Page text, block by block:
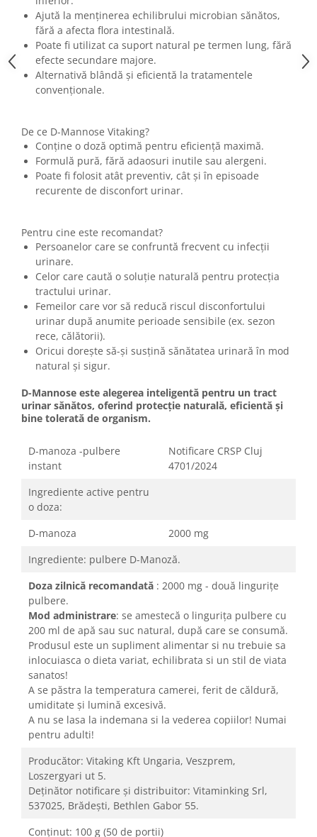
Ajută la menținerea echilibrului microbian sănătos,
fără a afecta flora intestinală.
Poate fi utilizat ca suport natural pe termen lung, fără
efecte secundare majore.
Alternativă blândă și eficientă la tratamentele
convenționale.
De ce D-Mannose Vitaking?
Conține o doză optimă pentru eficiență maximă.
Formulă pură, fără adaosuri inutile sau alergeni.
Poate fi folosit atât preventiv, cât și în episoade
recurente de disconfort urinar.
Pentru cine este recomandat?
Persoanelor care se confruntă frecvent cu infecții
urinare.
Celor care caută o soluție naturală pentru protecția
tractului urinar.
Femeilor care vor să reducă riscul disconfortului
urinar după anumite perioade sensibile (ex. sezon
rece, călătorii).
Oricui dorește să-și susțină sănătatea urinară în mod
natural și sigur.
D-Mannose este alegerea inteligentă pentru un tract
urinar sănătos, oferind protecție naturală, eficientă și
bine tolerată de organism.
D-manoza -pulbere
instant
Notificare CRSP Cluj
4701/2024
Ingrediente active pentru
o doza:
D-manoza
2000 mg
Ingrediente: pulbere D-Manoză.
Doza zilnică recomandată : 2000 mg - două lingurițe
pulbere.
Mod administrare: se amestecă o lingurița pulbere cu
200 ml de apă sau suc natural, după care se consumă.
Produsul este un supliment alimentar si nu trebuie sa
inlocuiasca o dieta variat, echilibrata si un stil de viata
sanatos!
A se păstra la temperatura camerei, ferit de căldură,
umiditate şi lumină excesivă.
A nu se lasa la indemana si la vederea copiilor! Numai
pentru adulti!
Producător: Vitaking Kft Ungaria, Veszprem,
Loszergyari ut 5.
Deținător notificare și distribuitor: Vitaminking Srl,
537025, Brădești, Bethlen Gabor 55.
Conţinut: 100 g (50 de portii)